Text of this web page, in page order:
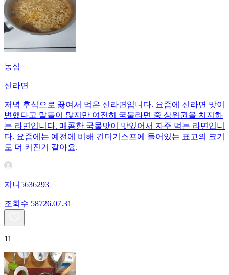
농심
신라면
저녁 후식으로 끓여서 먹은 신라면입니다. 요즘에 신라면 맛이
변했다고 말들이 많지만 여전히 국물라면 중 상위권을 치지하
는 라면입니다. 매콤한 국물맛이 맛있어서 자주 먹는 라면입니
다. 요즘에는 예전에 비해 건더기스프에 들어있는 표고의 크기
도 더 커진거 같아요.
지니5636293
조회수 58726.07.31
11